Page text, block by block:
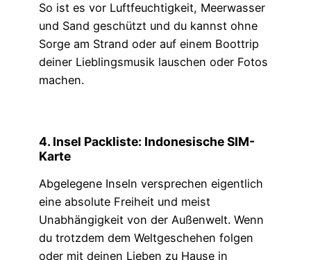
So ist es vor Luftfeuchtigkeit, Meerwasser
und Sand geschützt und du kannst ohne
Sorge am Strand oder auf einem Boottrip
deiner Lieblingsmusik lauschen oder Fotos
machen.
4. Insel Packliste: Indonesische SIM-
Karte
Abgelegene Inseln versprechen eigentlich
eine absolute Freiheit und meist
Unabhängigkeit von der Außenwelt. Wenn
du trotzdem dem Weltgeschehen folgen
oder mit deinen Lieben zu Hause in